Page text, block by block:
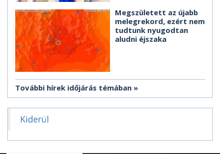
Megszületett az újabb
melegrekord, ezért nem
tudtunk nyugodtan
aludni éjszaka
További hírek időjárás témában
Kiderül